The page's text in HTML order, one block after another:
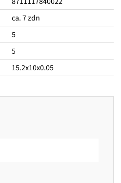
een lichte plaats nodig
ca. 7 zdn
5
5
15.2x10x0.05